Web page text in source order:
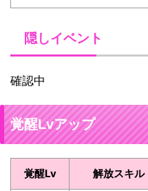
隠しイベント
確認中
覚醒Lvアップ
覚醒Lv 解放スキル